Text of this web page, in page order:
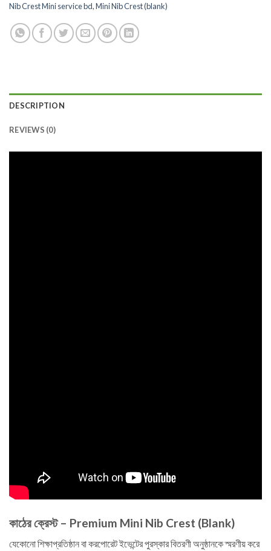
Nib Crest Mini service bd,Mini Nib Crest (blank)
DESCRIPTION
REVIEWS (0)
কাঠের ক্রেস্ট – Premium Mini Nib Crest (Blank)
যেকোনো শিক্ষাপ্রতিষ্ঠান বা করপোরেট ইভেন্টের পুরস্কার বিতরণী অনুষ্ঠানকে স্মরণীয় করে